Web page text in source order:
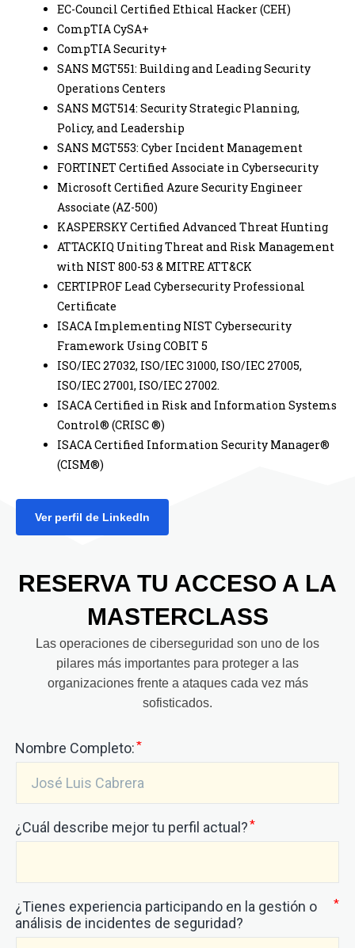
EC-Council Certified Ethical Hacker (CEH)
CompTIA CySA+
CompTIA Security+
SANS MGT551: Building and Leading Security
Operations Centers
SANS MGT514: Security Strategic Planning,
Policy, and Leadership
SANS MGT553: Cyber Incident Management
FORTINET Certified Associate in Cybersecurity
Microsoft Certified Azure Security Engineer
Associate (AZ-500)
KASPERSKY Certified Advanced Threat Hunting
ATTACKIQ Uniting Threat and Risk Management
with NIST 800-53 & MITRE ATT&CK
CERTIPROF Lead Cybersecurity Professional
Certificate
ISACA Implementing NIST Cybersecurity
Framework Using COBIT 5
ISO/IEC 27032, ISO/IEC 31000, ISO/IEC 27005,
ISO/IEC 27001, ISO/IEC 27002.
ISACA Certified in Risk and Information Systems
Control®️ (CRISC ®️)
ISACA Certified Information Security Manager®️
(CISM®️)
Ver perfil de LinkedIn
RESERVA TU ACCESO A LA
MASTERCLASS
Las operaciones de ciberseguridad son uno de los
pilares más importantes para proteger a las
organizaciones frente a ataques cada vez más
sofisticados.